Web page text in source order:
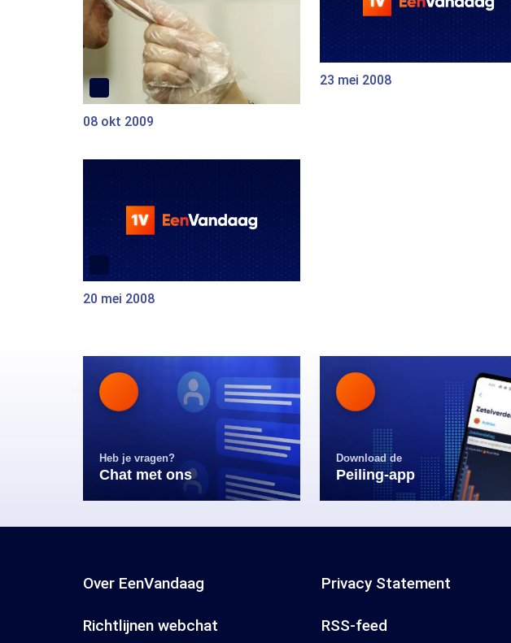
08 okt 2009
23 mei 2008
20 mei 2008
Heb je vragen?
Chat met ons
Download de
Peiling-app
Over EenVandaag Privacy Statement
Richtlijnen webchat RSS-feed